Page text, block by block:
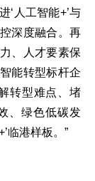
‘人工智能+’与
深度融合。再
、人才要素保
能转型标杆企
转型难点、堵
、绿色低碳发
临港样板。”